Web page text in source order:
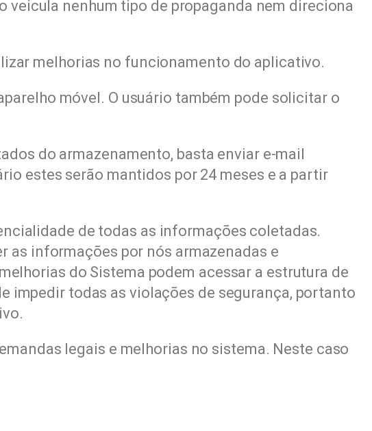
nenhum tipo de propaganda nem direciona
melhorias no funcionamento do aplicativo.
móvel. O usuário também pode solicitar o
do armazenamento, basta enviar e-mail
estes serão mantidos por 24 meses e a partir
de todas as informações coletadas.
as informações por nós armazenadas e
do Sistema podem acessar a estrutura de
impedir todas as violações de segurança, portanto
legais e melhorias no sistema. Neste caso